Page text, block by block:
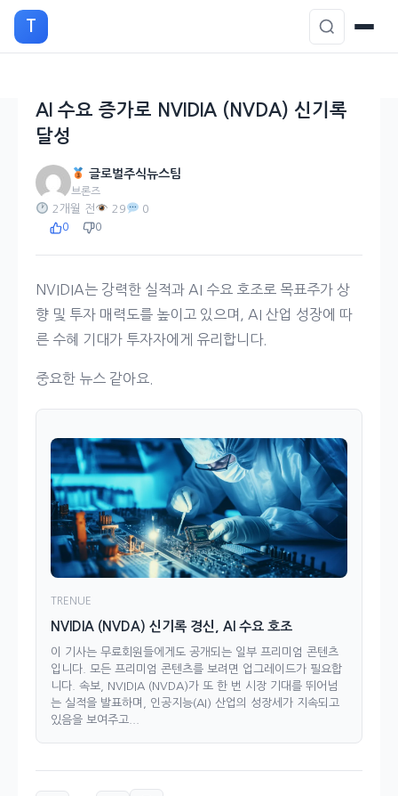
으
T
AI 수요 증가로 NVIDIA (NVDA) 신기록
달성
글로벌주식뉴스팀
브론즈
2개월 전 29 0
0 0
NVIDIA는 강력한 실적과 AI 수요 호조로 목표주가 상
향 및 투자 매력도를 높이고 있으며, AI 산업 성장에 따
른 수혜 기대가 투자자에게 유리합니다.
중요한 뉴스 같아요.
TRENUE
NVIDIA (NVDA) 신기록 경신, AI 수요 호조
이 기사는 무료회원들에게도 공개되는 일부 프리미엄 콘텐츠
입니다. 모든 프리미엄 콘텐츠를 보려면 업그레이드가 필요합
니다. 속보, NVIDIA (NVDA)가 또 한 번 시장 기대를 뛰어넘
는 실적을 발표하며, 인공지능(AI) 산업의 성장세가 지속되고
있음을 보여주고...